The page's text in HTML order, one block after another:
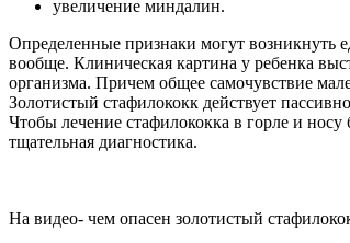
увеличение миндалин.
Определенные признаки могут возникнуть
вообще. Клиническая картина у ребенка
организма. Причем общее самочувствие
Золотистый стафилококк действует
Чтобы лечение стафилококка в горле и носу
тщательная диагностика.
На видео- чем опасен золотистый